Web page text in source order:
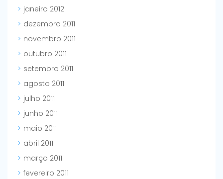
janeiro 2012
dezembro 2011
novembro 2011
outubro 2011
setembro 2011
agosto 2011
julho 2011
junho 2011
maio 2011
abril 2011
março 2011
fevereiro 2011